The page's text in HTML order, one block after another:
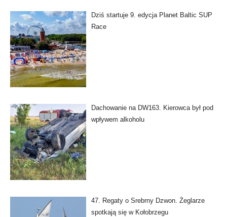
Dziś startuje 9. edycja Planet Baltic SUP
Race
Dachowanie na DW163. Kierowca był pod
wpływem alkoholu
47. Regaty o Srebrny Dzwon. Żeglarze
spotkają się w Kołobrzegu